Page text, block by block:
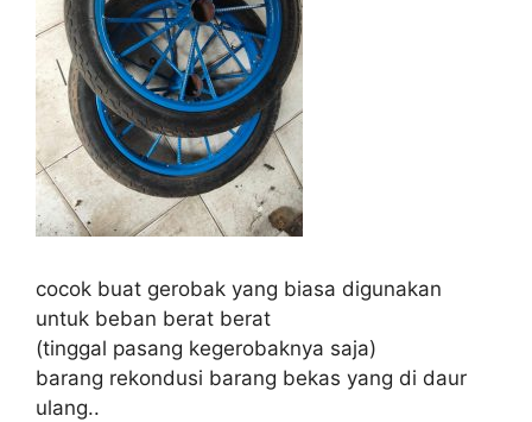
cocok buat gerobak yang biasa digunakan
untuk beban berat berat
(tinggal pasang kegerobaknya saja)
barang rekondusi barang bekas yang di daur
ulang..